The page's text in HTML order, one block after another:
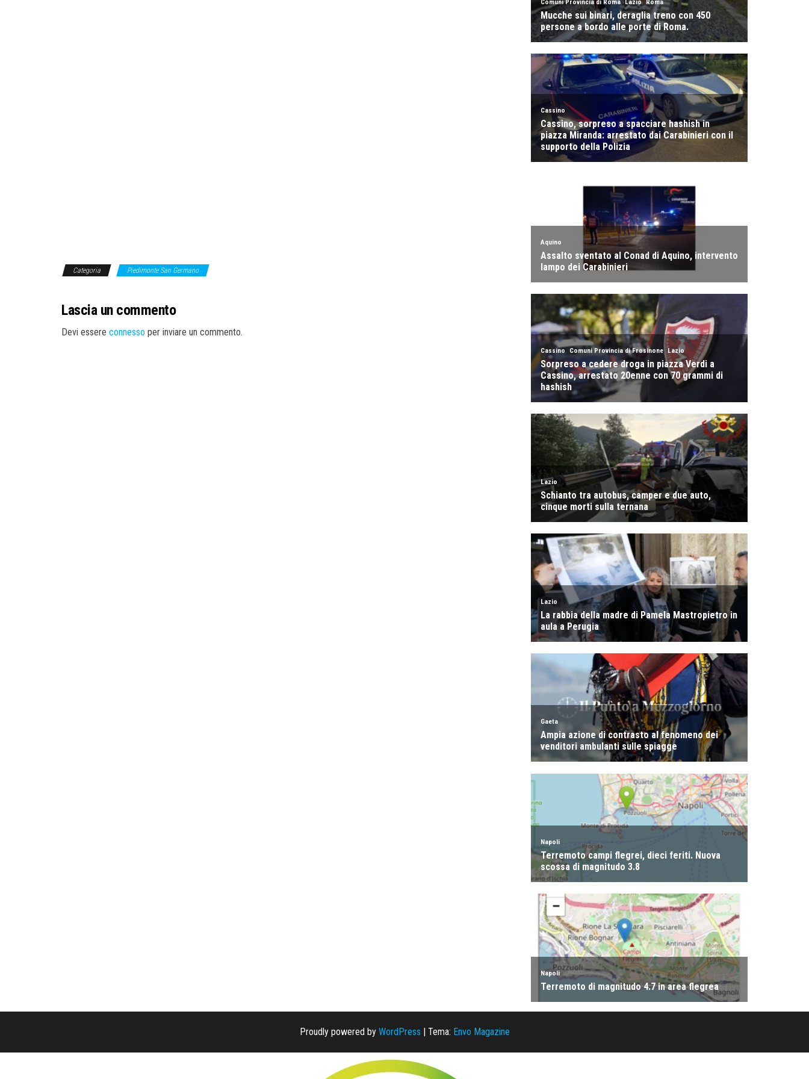
Categoria Piedimonte San Germano
Lascia un commento
Devi essere connesso per inviare un commento.
Proudly powered by WordPress | Tema: Envo Magazine